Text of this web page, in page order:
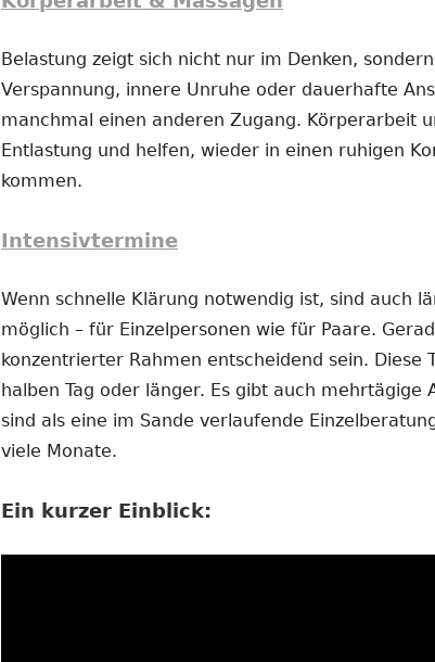
Belastung zeigt sich nicht nur im Denken,
Verspannung, innere Unruhe oder dauerhafte
manchmal einen anderen Zugang. Körperarbeit
Entlastung und helfen, wieder in einen ruhigen
kommen.
Intensivtermine
Wenn schnelle Klärung notwendig ist, sind auch
möglich – für Einzelpersonen wie für Paare.
konzentrierter Rahmen entscheidend sein. Diese
halben Tag oder länger. Es gibt auch mehrtägige
sind als eine im Sande verlaufende
viele Monate.
Ein kurzer Einblick: